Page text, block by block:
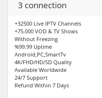
3 connection
+32500 Live IPTV Channels
+75.000 VOD & TV Shows
Without Freezing
%99.99 Uptime
Android,PC,SmartTv
4K/FHD/HD/SD Quality
Available Worldwide
24/7 Support
Refund Within 7 Days